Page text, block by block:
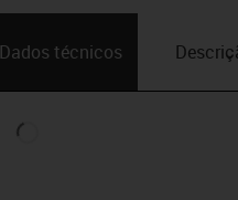
Dados técnicos